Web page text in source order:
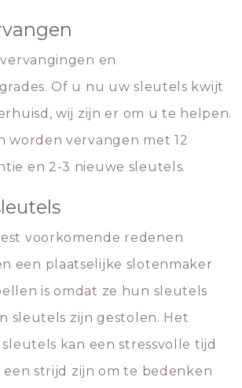
en
Of u nu uw sleutels kwijt
wij zijn er om u te helpen.
worden vervangen met 12
en 2-3 nieuwe sleutels.
voorkomende redenen
een plaatselijke slotenmaker
is omdat ze hun sleutels
sleutels zijn gestolen. Het
kan een stressvolle tijd
strijd zijn om te bedenken